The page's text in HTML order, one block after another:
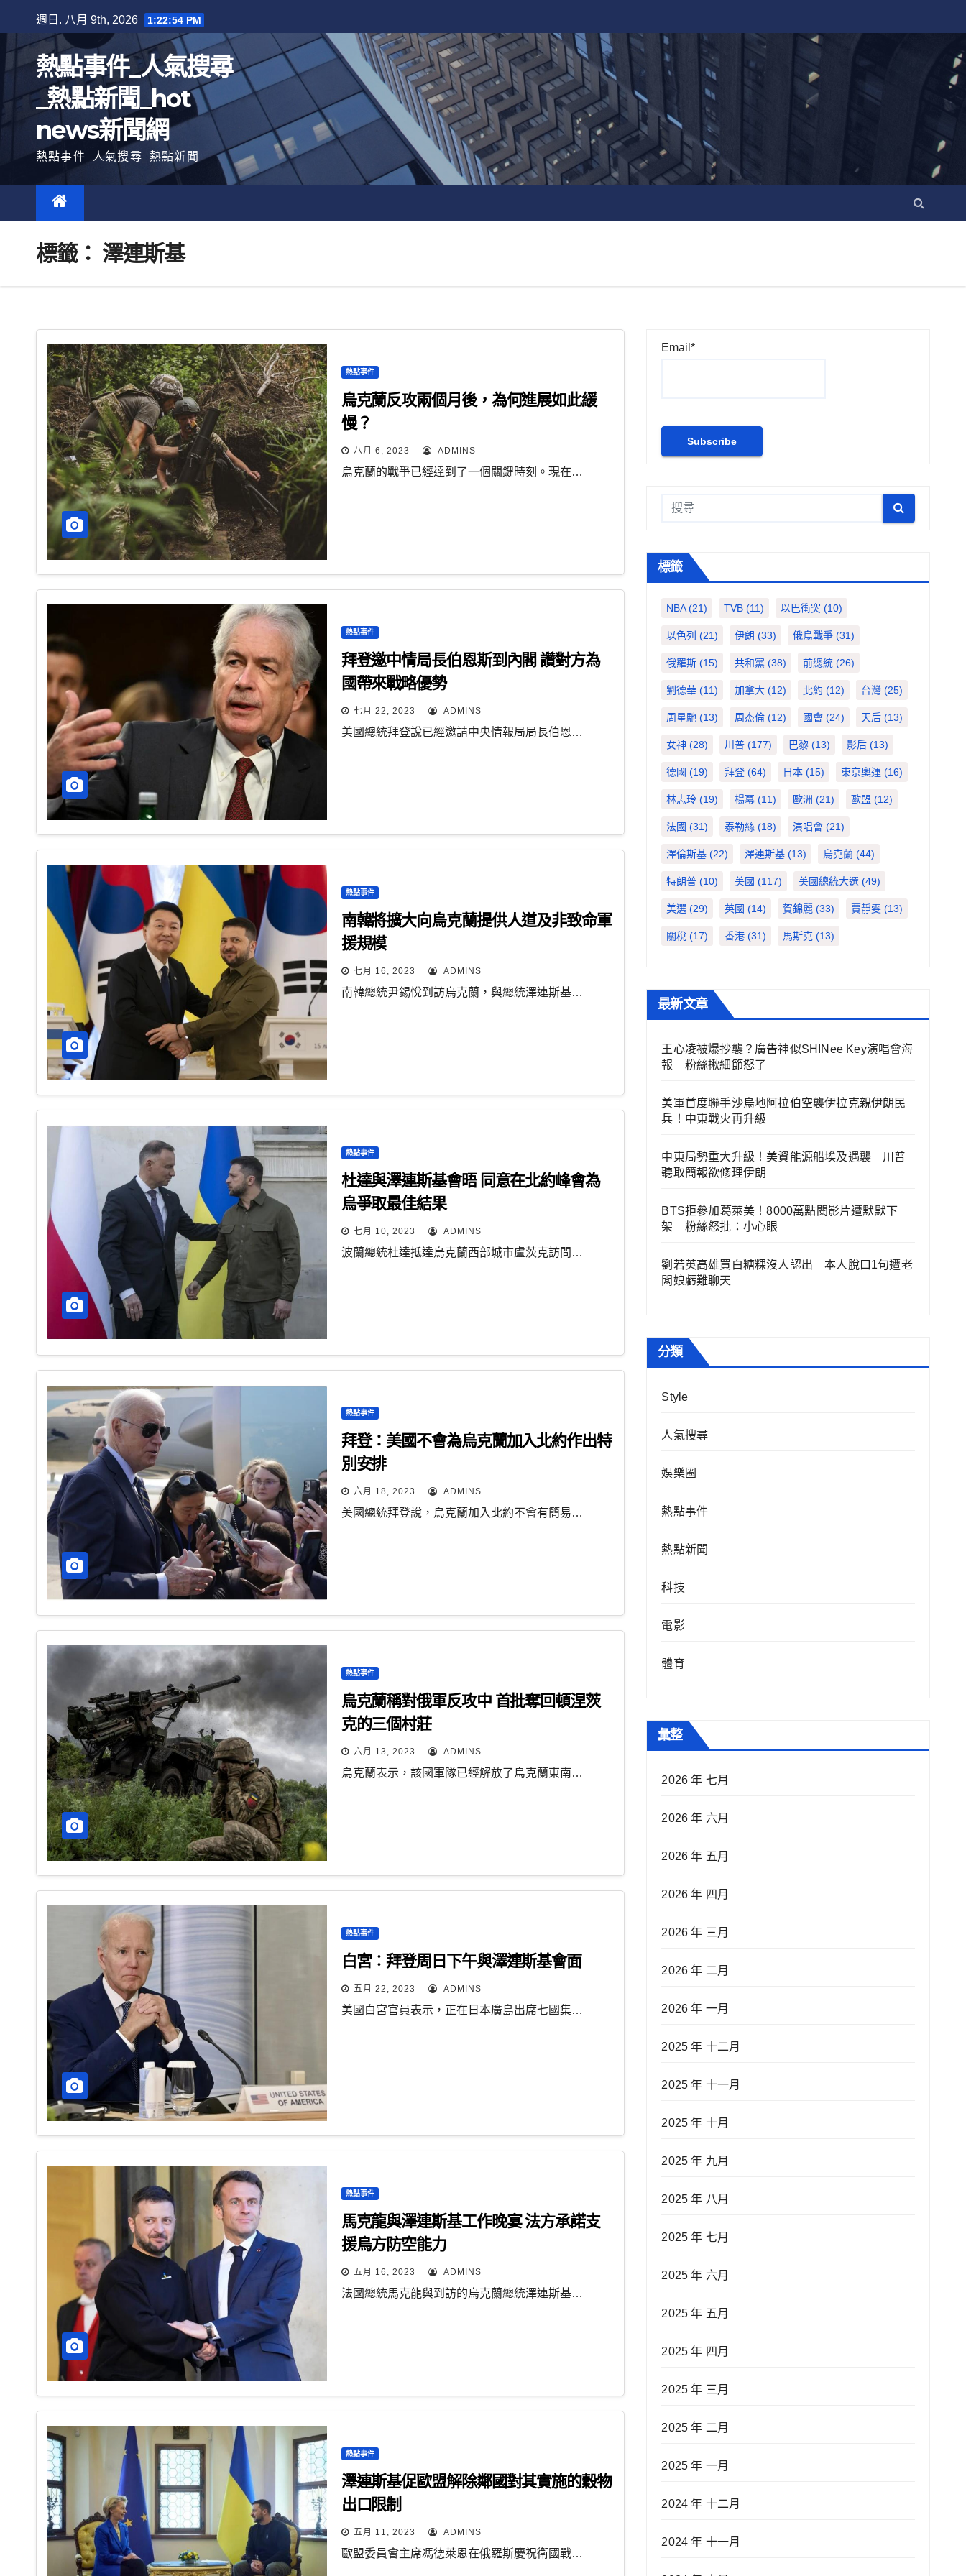
至
內
週日. 八月 9th, 2026 1:22:56 PM
熱點事件_人氣搜尋
_熱點新聞_hot
news新聞網
熱點事件_人氣搜尋_熱點新聞
標籤： 澤連斯基
熱點事件
烏克蘭反攻兩個月後，為何進展如此緩
慢？
八月 6, 2023 ADMINS
烏克蘭的戰爭已經達到了一個關鍵時刻。現在…
熱點事件
拜登邀中情局長伯恩斯到內閣 讚對方為
國帶來戰略優勢
七月 22, 2023 ADMINS
美國總統拜登說已經邀請中央情報局局長伯恩…
熱點事件
南韓將擴大向烏克蘭提供人道及非致命軍
援規模
七月 16, 2023 ADMINS
南韓總統尹錫悅到訪烏克蘭，與總統澤連斯基…
熱點事件
杜達與澤連斯基會晤 同意在北約峰會為
烏爭取最佳結果
七月 10, 2023 ADMINS
波蘭總統杜達抵達烏克蘭西部城市盧茨克訪問…
熱點事件
拜登：美國不會為烏克蘭加入北約作出特
別安排
六月 18, 2023 ADMINS
美國總統拜登說，烏克蘭加入北約不會有簡易…
熱點事件
烏克蘭稱對俄軍反攻中 首批奪回頓涅茨
克的三個村莊
六月 13, 2023 ADMINS
烏克蘭表示，該國軍隊已經解放了烏克蘭東南…
熱點事件
白宮︰拜登周日下午與澤連斯基會面
五月 22, 2023 ADMINS
美國白宮官員表示，正在日本廣島出席七國集…
熱點事件
馬克龍與澤連斯基工作晚宴 法方承諾支
援烏方防空能力
五月 16, 2023 ADMINS
法國總統馬克龍與到訪的烏克蘭總統澤連斯基…
熱點事件
澤連斯基促歐盟解除鄰國對其實施的穀物
出口限制
五月 11, 2023 ADMINS
歐盟委員會主席馮德萊恩在俄羅斯慶祝衛國戰…
Email*
標籤
NBA(21) TVB (11) 以巴衝突 (10)
以色列 (21) 伊朗 (33) 俄烏戰爭 (31)
俄羅斯 (15) 共和黨 (38) 前總統 (26)
劉德華 (11) 加拿大 (12) 北約 (12) 台灣 (25)
周星馳 (13) 周杰倫 (12) 國會 (24) 天后 (13)
女神 (28) 川普 (177) 巴黎 (13) 影后 (13)
德國 (19) 拜登 (64) 日本 (15) 東京奧運 (16)
林志玲 (19) 楊冪 (11) 歐洲 (21) 歐盟 (12)
法國 (31) 泰勒絲 (18) 演唱會 (21)
澤倫斯基 (22) 澤連斯基 (13) 烏克蘭 (44)
特朗普 (10) 美國 (117) 美國總統大選 (49)
美選 (29) 英國 (14) 賀錦麗 (33) 賈靜雯 (13)
關稅 (17) 香港 (31) 馬斯克 (13)
最新文章
王心凌被爆抄襲？廣告神似SHINee Key演唱會海
報 粉絲揪細節怒了
美軍首度聯手沙烏地阿拉伯空襲伊拉克親伊朗民
兵！中東戰火再升級
中東局勢重大升級！美資能源船埃及遇襲 川普
聽取簡報欲修理伊朗
BTS拒參加葛萊美！8000萬點閱影片遭默默下
架 粉絲怒批：小心眼
劉若英高雄買白糖粿沒人認出 本人脫口1句遭老
闆娘虧難聊天
分類
Style
人氣搜尋
娛樂圈
熱點事件
熱點新聞
科技
電影
體育
彙整
2026 年 七月
2026 年 六月
2026 年 五月
2026 年 四月
2026 年 三月
2026 年 二月
2026 年 一月
2025 年 十二月
2025 年 十一月
2025 年 十月
2025 年 九月
2025 年 八月
2025 年 七月
2025 年 六月
2025 年 五月
2025 年 四月
2025 年 三月
2025 年 二月
2025 年 一月
2024 年 十二月
2024 年 十一月